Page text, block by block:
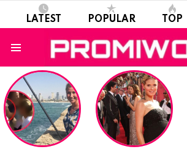
LATEST POPULAR TOP
LATEST
STORIES